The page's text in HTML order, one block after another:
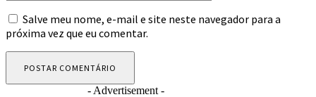
Salve meu nome, e-mail e site neste navegador para a
próxima vez que eu comentar.
- Advertisement -